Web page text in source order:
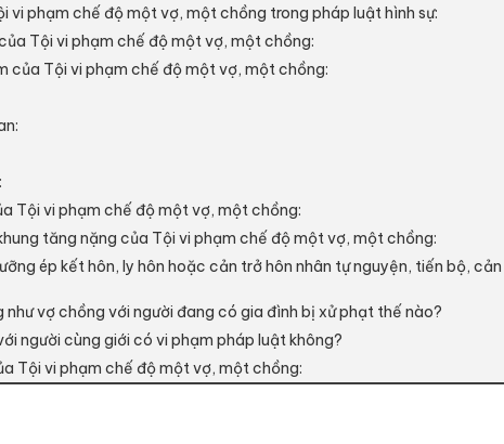
vi phạm chế độ một vợ, một chồng trong pháp luật hình sự:
Tội vi phạm chế độ một vợ, một chồng:
của Tội vi phạm chế độ một vợ, một chồng:
Tội vi phạm chế độ một vợ, một chồng:
tăng nặng của Tội vi phạm chế độ một vợ, một chồng:
ép kết hôn, ly hôn hoặc cản trở hôn nhân tự nguyện, tiến bộ,
như vợ chồng với người đang có gia đình bị xử phạt thế nào?
người cùng giới có vi phạm pháp luật không?
Tội vi phạm chế độ một vợ, một chồng: